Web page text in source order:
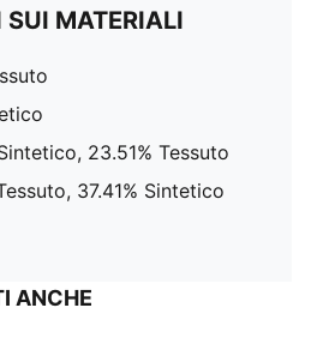
MATERIALI
23.51% Tessuto
37.41% Sintetico
ANCHE